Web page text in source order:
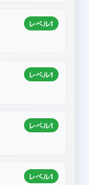
レベル1
レベル1
レベル1
レベル1